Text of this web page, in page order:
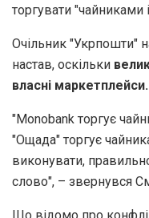
торгувати "чайниками
Очільник "Укрпошти"
настав, оскільки
власні маркетплейси.
"Monobank торгує
"Ощада" торгує
виконувати,
слово", – звернувся